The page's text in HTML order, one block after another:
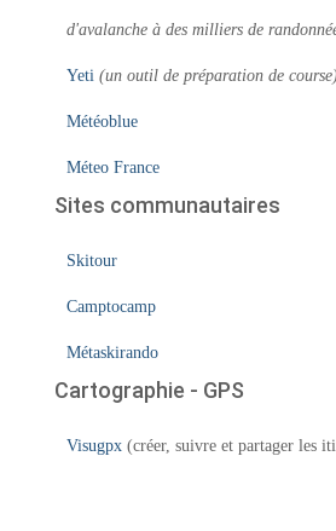
d'avalanche à des milliers de
Yeti (un outil de préparation de
Météoblue
Méteo France
Sites communautaires
Skitour
Camptocamp
Métaskirando
Cartographie - GPS
Visugpx (créer, suivre et partager les